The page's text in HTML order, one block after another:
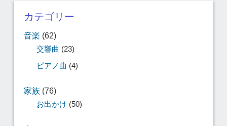
カテゴリー
音楽 (62)
交響曲 (23)
ピアノ曲 (4)
家族(76)
お出かけ (50)